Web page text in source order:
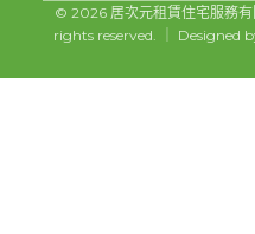
© 2026 居次元租賃住宅服務
rights reserved. ｜ Designed